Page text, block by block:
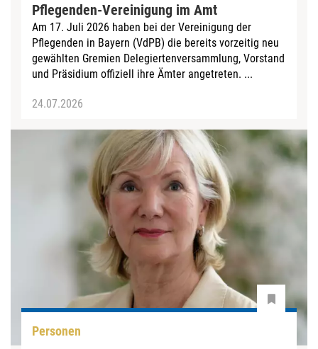
Pflegenden-Vereinigung im Amt
Am 17. Juli 2026 haben bei der Vereinigung der
Pflegenden in Bayern (VdPB) die bereits vorzeitig neu
gewählten Gremien Delegiertenversammlung, Vorstand
und Präsidium offiziell ihre Ämter angetreten. ...
24.07.2026
Personen